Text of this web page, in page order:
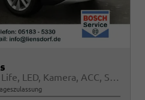
1.0 TSI 85 kW Life DSG Life, LED, Kamera, ACC, Side, Winter, 17-Zoll, 3-J. Garantie